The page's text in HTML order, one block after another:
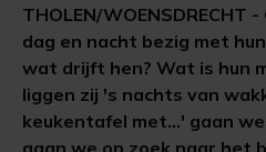
THOLEN/WOENSDRECHT
dag en nacht bezig met
wat drijft hen? Wat is hun
liggen zij 's nachts van
keukentafel met...' gaan
gaan we op zoek naar het